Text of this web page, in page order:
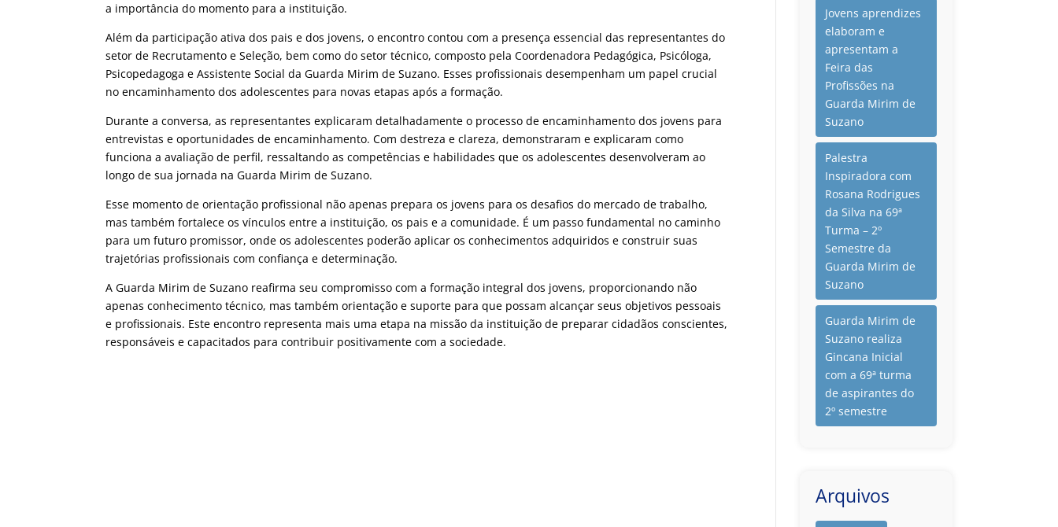
a importância do momento para a instituição.
Além da participação ativa dos pais e dos jovens, o encontro contou com a presença essencial das representantes do
setor de Recrutamento e Seleção, bem como do setor técnico, composto pela Coordenadora Pedagógica, Psicóloga,
Psicopedagoga e Assistente Social da Guarda Mirim de Suzano. Esses profissionais desempenham um papel crucial
no encaminhamento dos adolescentes para novas etapas após a formação.
Durante a conversa, as representantes explicaram detalhadamente o processo de encaminhamento dos jovens para
entrevistas e oportunidades de encaminhamento. Com destreza e clareza, demonstraram e explicaram como
funciona a avaliação de perfil, ressaltando as competências e habilidades que os adolescentes desenvolveram ao
longo de sua jornada na Guarda Mirim de Suzano.
Esse momento de orientação profissional não apenas prepara os jovens para os desafios do mercado de trabalho,
mas também fortalece os vínculos entre a instituição, os pais e a comunidade. É um passo fundamental no caminho
para um futuro promissor, onde os adolescentes poderão aplicar os conhecimentos adquiridos e construir suas
trajetórias profissionais com confiança e determinação.
A Guarda Mirim de Suzano reafirma seu compromisso com a formação integral dos jovens, proporcionando não
apenas conhecimento técnico, mas também orientação e suporte para que possam alcançar seus objetivos pessoais
e profissionais. Este encontro representa mais uma etapa na missão da instituição de preparar cidadãos conscientes,
responsáveis e capacitados para contribuir positivamente com a sociedade.
Jovens aprendizes
elaboram e
apresentam a
Feira das
Profissões na
Guarda Mirim de
Suzano
Palestra
Inspiradora com
Rosana Rodrigues
da Silva na 69ª
Turma – 2º
Semestre da
Guarda Mirim de
Suzano
Guarda Mirim de
Suzano realiza
Gincana Inicial
com a 69ª turma
de aspirantes do
2º semestre
Arquivos